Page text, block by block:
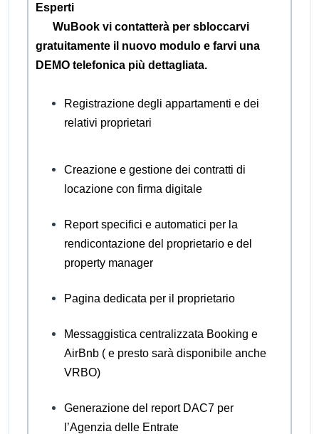
Esperti
WuBook vi contatterà per sbloccarvi
gratuitamente il nuovo modulo e farvi una
DEMO telefonica più dettagliata.
Registrazione degli appartamenti e dei
relativi proprietari
Creazione e gestione dei contratti di
locazione con firma digitale
Report specifici e automatici per la
rendicontazione del proprietario e del
property manager
Pagina dedicata per il proprietario
Messaggistica centralizzata Booking e
AirBnb ( e presto sarà disponibile anche
VRBO)
Generazione del report DAC7 per
l’Agenzia delle Entrate